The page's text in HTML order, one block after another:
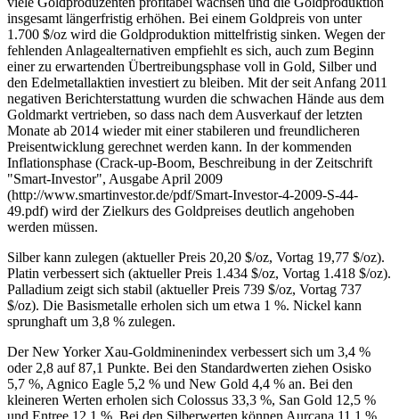
insgesamt längerfristig erhöhen. Bei einem Goldpreis von unter
1.700 $/oz wird die Goldproduktion mittelfristig sinken. Wegen der
fehlenden Anlagealternativen empfiehlt es sich, auch zum Beginn
einer zu erwartenden Übertreibungsphase voll in Gold, Silber und
den Edelmetallaktien investiert zu bleiben. Mit der seit Anfang 2011
negativen Berichterstattung wurden die schwachen Hände aus dem
Goldmarkt vertrieben, so dass nach dem Ausverkauf der letzten
Monate ab 2014 wieder mit einer stabileren und freundlicheren
Preisentwicklung gerechnet werden kann. In der kommenden
Inflationsphase (Crack-up-Boom, Beschreibung in der Zeitschrift
"Smart-Investor", Ausgabe April 2009
(http://www.smartinvestor.de/pdf/Smart-Investor-4-2009-S-44-
49.pdf) wird der Zielkurs des Goldpreises deutlich angehoben
werden müssen.
Silber kann zulegen (aktueller Preis 20,20 $/oz, Vortag 19,77 $/oz).
Platin verbessert sich (aktueller Preis 1.434 $/oz, Vortag 1.418 $/oz).
Palladium zeigt sich stabil (aktueller Preis 739 $/oz, Vortag 737
$/oz). Die Basismetalle erholen sich um etwa 1 %. Nickel kann
sprunghaft um 3,8 % zulegen.
Der New Yorker Xau-Goldminenindex verbessert sich um 3,4 %
oder 2,8 auf 87,1 Punkte. Bei den Standardwerten ziehen Osisko
5,7 %, Agnico Eagle 5,2 % und New Gold 4,4 % an. Bei den
kleineren Werten erholen sich Colossus 33,3 %, San Gold 12,5 %
und Entree 12,1 %. Bei den Silberwerten können Aurcana 11,1 %,